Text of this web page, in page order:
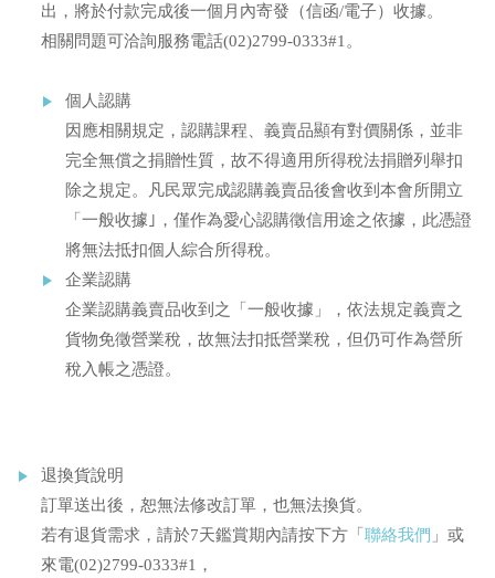
出，將於付款完成後一個月內寄發（信函/電子）收據。
相關問題可洽詢服務電話(02)2799-0333#1。
個人認購
因應相關規定，認購課程、義賣品顯有對價關係，並非
完全無償之捐贈性質，故不得適用所得稅法捐贈列舉扣
除之規定。凡民眾完成認購義賣品後會收到本會所開立
「一般收據｣，僅作為愛心認購徵信用途之依據，此憑證
將無法抵扣個人綜合所得稅。
企業認購
企業認購義賣品收到之「一般收據」，依法規定義賣之
貨物免徵營業稅，故無法扣抵營業稅，但仍可作為營所
稅入帳之憑證。
退換貨說明
訂單送出後，恕無法修改訂單，也無法換貨。
若有退貨需求，請於7天鑑賞期內請按下方「 聯絡我們 」或
來電(02)2799-0333#1，